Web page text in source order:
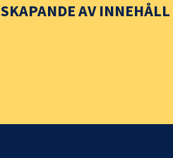
SKAPANDE AV INNEHÅLL